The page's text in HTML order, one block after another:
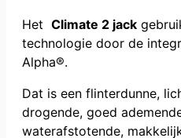
Het Climate 2 jack
technologie door de
Alpha®.
Dat is een flinterdunne,
drogende, goed
waterafstotende,